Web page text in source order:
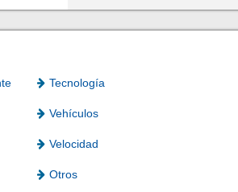
Tecnología
Vehículos
Velocidad
Otros